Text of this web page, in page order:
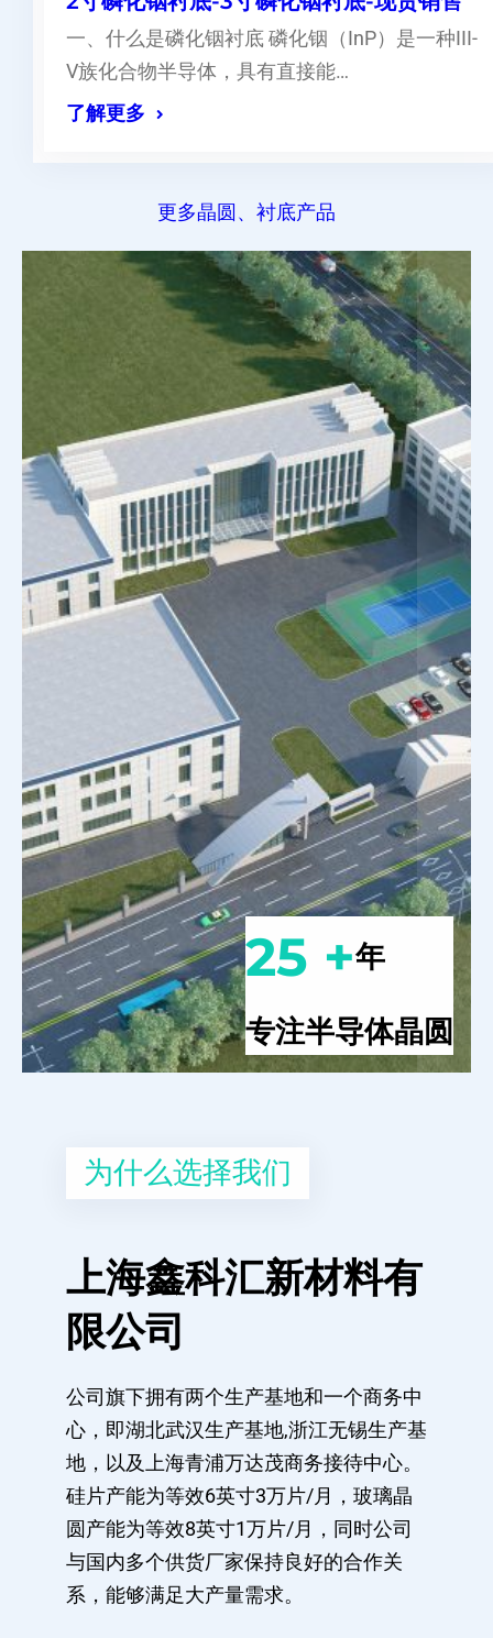
一、什么是磷化铟衬底 磷化铟（InP）是一种III-
V族化合物半导体，具有直接能…
了解更多
更多晶圆、衬底产品
25 +年
专注半导体晶圆
为什么选择我们
上海鑫科汇新材料有
限公司
公司旗下拥有两个生产基地和一个商务中
心，即湖北武汉生产基地,浙江无锡生产基
地，以及上海青浦万达茂商务接待中心。
硅片产能为等效6英寸3万片/月，玻璃晶
圆产能为等效8英寸1万片/月，同时公司
与国内多个供货厂家保持良好的合作关
系，能够满足大产量需求。